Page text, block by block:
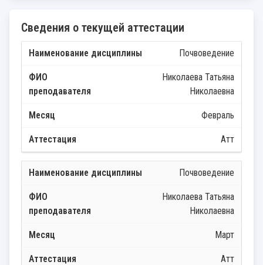
Сведения о текущей аттестации
Почвоведение
Николаева Татьяна
Николаевна
Февраль
Атт
Почвоведение
Николаева Татьяна
Николаевна
Март
Атт